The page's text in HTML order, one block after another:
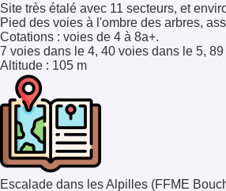
Site très étalé avec 11 secteurs, et
Pied des voies à l'ombre des arbres,
Cotations : voies de 4 à 8a+.
7 voies dans le 4, 40 voies dans le 5,
Altitude : 105 m
Escalade dans les Alpilles (FFME